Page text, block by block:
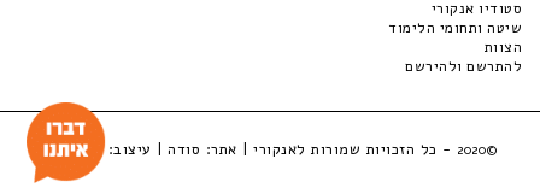
סטודיו אנקורי
שיטה ותחומי הלימוד
הצוות
להתרשם ולהירשם
©2020 - כל הזכויות שמורות לאנקורי | אתר: סודה| עיצוב:LuckyBox